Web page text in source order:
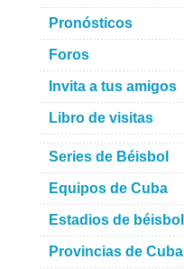
Pronósticos
Foros
Invita a tus amigos
Libro de visitas
Series de Béisbol
Equipos de Cuba
Estadios de béisbol
Provincias de Cuba